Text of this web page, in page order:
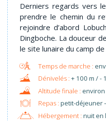
Derniers regards vers
prendre le chemin du
rejoindre d’abord
Dingboche. La douceur
le site lunaire du camp de
+ 100 m / -
environ
Repas : petit-déjeuner
Hébergement : nuit en